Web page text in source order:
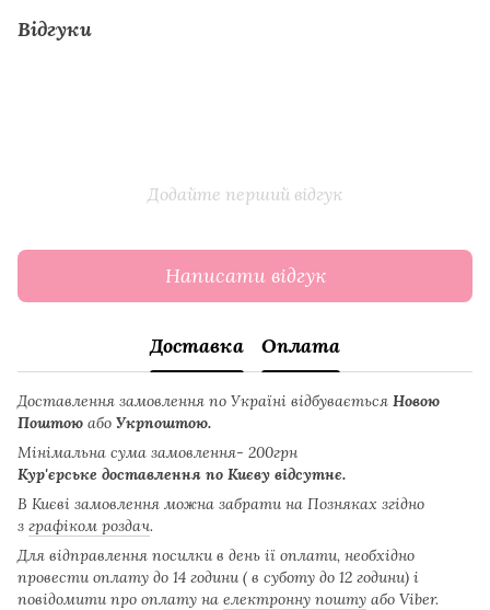
Відгуки
Додайте перший відгук
Написати відгук
Доставка Оплата
Доставлення замовлення по Україні відбувається Новою
Поштою або Укрпоштою.
Мінімальна сума замовлення- 200грн
Кур'єрське доставлення по Києву відсутнє.
В Києві замовлення можна забрати на Позняках згідно
з графіком роздач.
Для відправлення посилки в день ії оплати, необхідно
провести оплату до 14 години ( в суботу до 12 години) і
повідомити про оплату на електронну пошту або Viber.